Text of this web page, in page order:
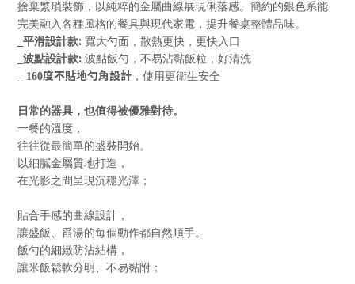
捨棄繁瑣裝飾，以純粹的金屬曲線展現俐落感。簡約的銀色系能
完美融入各種風格的餐具與現代家電，提升餐桌整體品味。
平滑設計款: 寬大勺面，散熱更快，更快入口
波點設計款: 波點飯勺，不易沾黏飯粒，好清洗
_ 160度不貼地勺角設計 ，使用更衛生安全
日常的器具，也值得被優雅對待。
一餐的溫度，
往往從最簡單的盛裝開始。
以細膩金屬質地打造，
在光影之間呈現沉穩光澤；
貼合手感的曲線設計，
讓盛飯、舀湯的每個動作都自然順手。
飯勺的細緻防沾結構，
讓米飯鬆軟分明、不易黏附；